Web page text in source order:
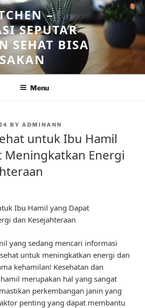
–
SEPUTAR
SEHAT BISA
Menu
BY ADMINANN
untuk Ibu Hamil
Meningkatkan Energi
Ibu Hamil yang Dapat
dan Kesejahteraan
yang sedang mencari informasi
untuk meningkatkan energi dan
kehamilan! Kesehatan dan
merupakan hal yang sangat
perkembangan janin yang
penting yang dapat membantu